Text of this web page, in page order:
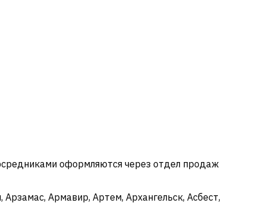
оформляются через отдел продаж
Армавир, Артем, Архангельск, Асбест,